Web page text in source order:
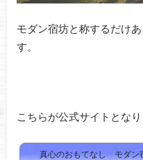
モダン宿坊と称するだけ
す。
こちらが公式サイトとなり
真心のおもてなし モダン